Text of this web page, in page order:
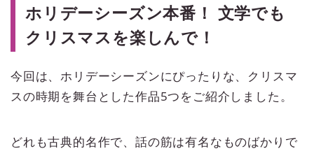
ホリデーシーズン本番！ 文学でも
クリスマスを楽しんで！
今回は、ホリデーシーズンにぴったりな、クリスマ
スの時期を舞台とした作品5つをご紹介しました。
どれも古典的名作で、話の筋は有名なものばかりで